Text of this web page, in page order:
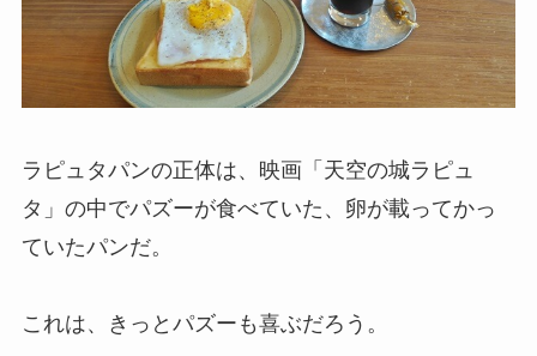
ラピュタパンの正体は、映画「天空の城ラピュ
タ」の中でパズーが食べていた、卵が載ってかっ
ていたパンだ。
これは、きっとパズーも喜ぶだろう。